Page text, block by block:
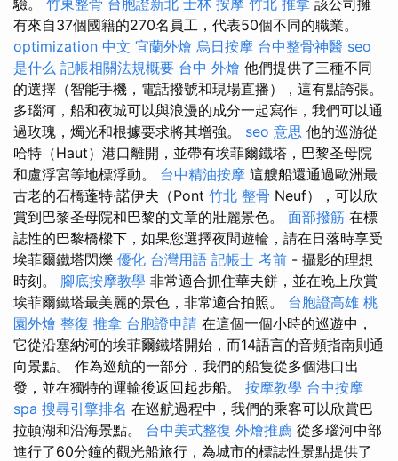
驗。 竹東整骨 台胞證新北 士林 按摩 竹北 推拿 該公司擁
有來自37個國籍的270名員工，代表50個不同的職業。
optimization 中文 宜蘭外燴 烏日按摩 台中整骨神醫 seo
是什么 記帳相關法規概要 台中 外燴 他們提供了三種不同
的選擇（智能手機，電話撥號和現場直播），這有點誇張。
多瑙河，船和夜城可以與浪漫的成分一起寫作，我們可以通
過玫瑰，燭光和根據要求將其增強。 seo 意思 他的巡游從
哈特（Haut）港口離開，並帶有埃菲爾鐵塔，巴黎圣母院
和盧浮宮等地標浮動。 台中精油按摩 這艘船還通過歐洲最
古老的石橋蓬特·諾伊夫（Pont 竹北 整骨 Neuf），可以欣
賞到巴黎圣母院和巴黎的文章的壯麗景色。 面部撥筋 在標
誌性的巴黎橋樑下，如果您選擇夜間遊輪，請在日落時享受
埃菲爾鐵塔閃爍 優化 台灣用語 記帳士 考前 - 攝影的理想
時刻。 腳底按摩教學 非常適合抓住華夫餅，並在晚上欣賞
埃菲爾鐵塔最美麗的景色，非常適合拍照。 台胞證高雄 桃
園外燴 整復 推拿 台胞證申請 在這個一個小時的巡遊中，
它從沿塞納河的埃菲爾鐵塔開始，而14語言的音頻指南則通
向景點。 作為巡航的一部分，我們的船隻從多個港口出
發，並在獨特的運輸後返回起步船。 按摩教學 台中按摩
spa 搜尋引擎排名 在巡航過程中，我們的乘客可以欣賞巴
拉頓湖和沿海景點。 台中美式整復 外燴推薦 從多瑙河中部
進行了60分鐘的觀光船旅行，為城市的標誌性景點提供了